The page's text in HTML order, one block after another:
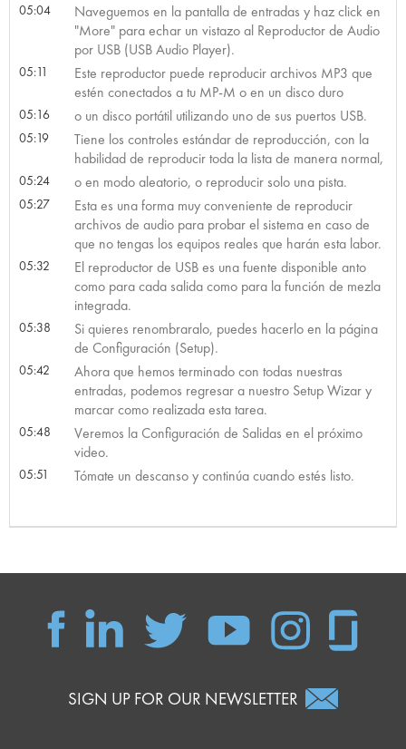
05:04
Naveguemos en la pantalla de entradas y haz click en
"More" para echar un vistazo al Reproductor de Audio
por USB (USB Audio Player).
05:11
Este reproductor puede reproducir archivos MP3 que
estén conectados a tu MP-M o en un disco duro
05:16 o un disco portátil utilizando uno de sus puertos USB.
05:19
Tiene los controles estándar de reproducción, con la
habilidad de reproducir toda la lista de manera normal,
05:24 o en modo aleatorio, o reproducir solo una pista.
05:27
Esta es una forma muy conveniente de reproducir
archivos de audio para probar el sistema en caso de
que no tengas los equipos reales que harán esta labor.
05:32
El reproductor de USB es una fuente disponible anto
como para cada salida como para la función de mezla
integrada.
05:38
Si quieres renombraralo, puedes hacerlo en la página
de Configuración (Setup).
05:42
Ahora que hemos terminado con todas nuestras
entradas, podemos regresar a nuestro Setup Wizar y
marcar como realizada esta tarea.
05:48
Veremos la Configuración de Salidas en el próximo
video.
05:51 Tómate un descanso y continúa cuando estés listo.
SIGN UP FOR OUR NEWSLETTER